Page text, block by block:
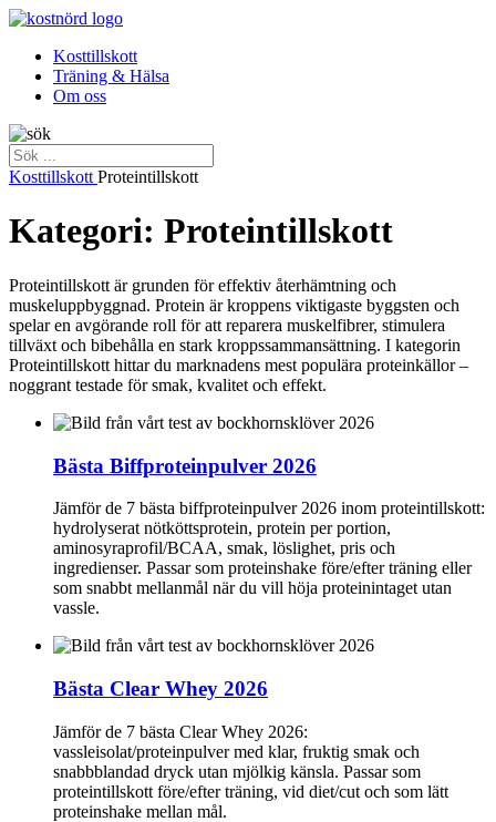
Kosttillskott
Träning & Hälsa
Om oss
Kosttillskott Proteintillskott
Kategori: Proteintillskott
Proteintillskott är grunden för effektiv återhämtning och
muskeluppbyggnad. Protein är kroppens viktigaste byggsten och
spelar en avgörande roll för att reparera muskelfibrer, stimulera
tillväxt och bibehålla en stark kroppssammansättning. I kategorin
Proteintillskott hittar du marknadens mest populära proteinkällor –
noggrant testade för smak, kvalitet och effekt.
Bästa Biffproteinpulver 2026
Jämför de 7 bästa biffproteinpulver 2026 inom proteintillskott:
hydrolyserat nötköttsprotein, protein per portion,
aminosyraprofil/BCAA, smak, löslighet, pris och
ingredienser. Passar som proteinshake före/efter träning eller
som snabbt mellanmål när du vill höja proteinintaget utan
vassle.
Bästa Clear Whey 2026
Jämför de 7 bästa Clear Whey 2026:
vassleisolat/proteinpulver med klar, fruktig smak och
snabbblandad dryck utan mjölkig känsla. Passar som
proteintillskott före/efter träning, vid diet/cut och som lätt
proteinshake mellan mål.